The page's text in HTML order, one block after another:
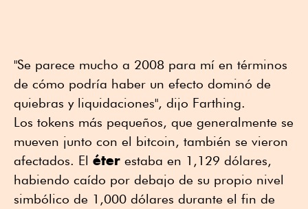
"Se parece mucho a 2008 para mí en términos
de cómo podría haber un efecto dominó de
quiebras y liquidaciones", dijo Farthing.
Los tokens más pequeños, que generalmente se
mueven junto con el bitcoin, también se vieron
afectados. El éter estaba en 1,129 dólares,
habiendo caído por debajo de su propio nivel
simbólico de 1,000 dólares durante el fin de